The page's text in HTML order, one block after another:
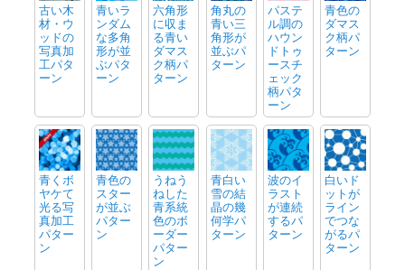
古い木
材・ウ
ッドの
写真加
工パタ
ーン
青いラ
ンダム
な多角
形が並
ぶパタ
ーン
六角形
に収ま
る青い
ダマス
ク柄パ
ターン
角丸の
青い三
角形が
並ぶパ
ターン
パステ
ル調の
ハウン
ドトゥ
ースチ
ェック
柄パタ
ーン
青色の
ダマス
ク柄パ
ターン
青くボ
ヤケて
光る写
真加工
パター
ン
青色の
スター
が並ぶ
パター
ン
うねう
ねした
青系統
色のボ
ーダー
パター
ン
青白い
雪の結
晶の幾
何学パ
ターン
波のイ
ラスト
が連続
するパ
ターン
白いド
ットが
ライン
でつな
がるパ
ターン